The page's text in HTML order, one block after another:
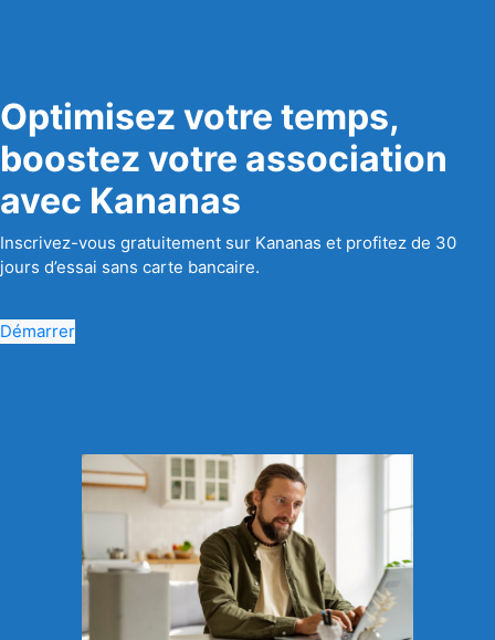
Optimisez votre temps,
boostez votre association
avec Kananas
Inscrivez-vous gratuitement sur Kananas et profitez de 30
jours d’essai sans carte bancaire.
Démarrer